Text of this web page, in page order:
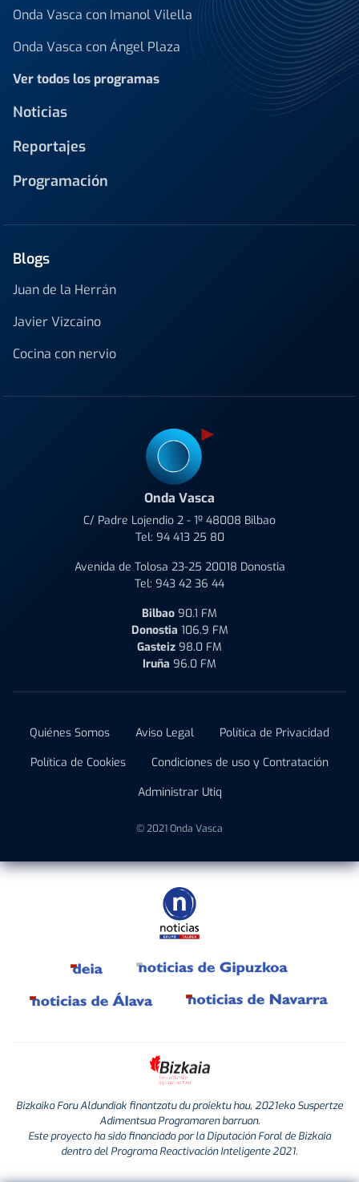
Onda Vasca con Imanol Vilella
Onda Vasca con Ángel Plaza
Ver todos los programas
Noticias
Reportajes
Programación
Blogs
Juan de la Herrán
Javier Vizcaino
Cocina con nervio
Onda Vasca
C/ Padre Lojendio 2 - 1º 48008 Bilbao
Tel: 94 413 25 80
Avenida de Tolosa 23-25 20018 Donostia
Tel: 943 42 36 44
Bilbao 90.1 FM
Donostia 106.9 FM
Gasteiz 98.0 FM
Iruña 96.0 FM
Quiénes Somos Aviso Legal
Política de Privacidad
Política de Cookies
Condiciones de uso y Contratación
Administrar Utiq
© 2021 Onda Vasca
Bizkaiko Foru Aldundiak finantzatu du proiektu hau, 2021eko Suspertze
Adimentsua Programaren barruan.
Este proyecto ha sido financiado por la Diputación Foral de Bizkaia
dentro del Programa Reactivación Inteligente 2021.